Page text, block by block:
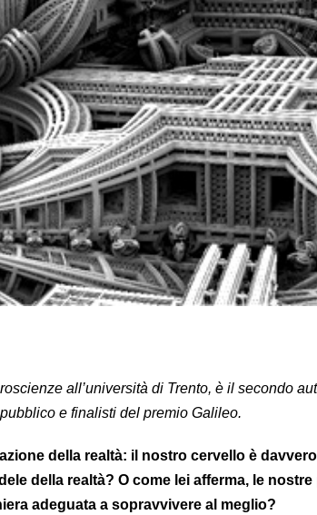
all’università di Trento, è il secondo
e finalisti del premio Galileo.
della realtà: il nostro cervello è
della realtà? O come lei afferma, le
adeguata a sopravvivere al meglio?